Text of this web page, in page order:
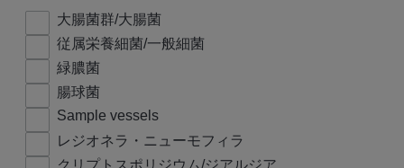
大腸菌群/大腸菌
従属栄養細菌/一般細菌
緑膿菌
腸球菌
Sample vessels
レジオネラ・ニューモフィラ
クリプトスポリジウム/ジアルジア